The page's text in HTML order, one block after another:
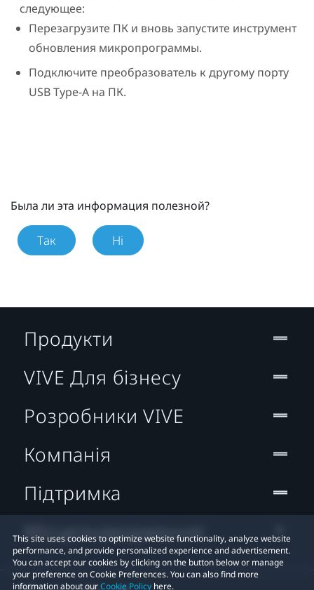
следующее:
Перезагрузите ПК и вновь запустите инструмент
обновления микропрограммы.
Подключите преобразователь к другому порту
USB Type-A на ПК.
Была ли эта информация полезной?
Так Ні
This site uses cookies to optimize website functionality, analyze website
performance, and provide personalized experience and advertisement.
You can accept our cookies by clicking on the button below or manage
your preference on Cookie Preferences. You can also find more
information about ourCookie Policy here.
Продукти
VIVE Для бізнесу
Розробники VIVE
Компанія
Підтримка
Місцезнаходження: